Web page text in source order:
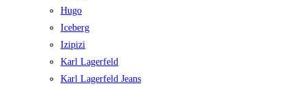
Hugo
Iceberg
Izipizi
Karl Lagerfeld
Karl Lagerfeld Jeans